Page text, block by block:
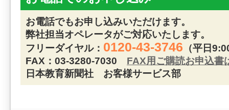
お電話でもお申し込みいただけます。
弊社担当オペレータがご対応いたします。
フリーダイヤル： 0120-43-3746 （平日
FAX：03-3280-7030 FAX用ご購読お申込書
日本教育新聞社 お客様サービス部